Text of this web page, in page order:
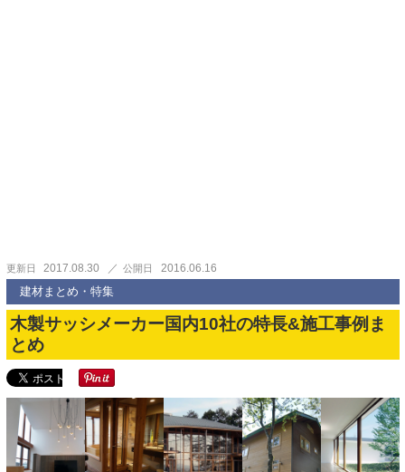
更新日 2017.08.30 公開日 2016.06.16
建材まとめ・特集
木製サッシメーカー国内10社の特長&施工事例ま
とめ